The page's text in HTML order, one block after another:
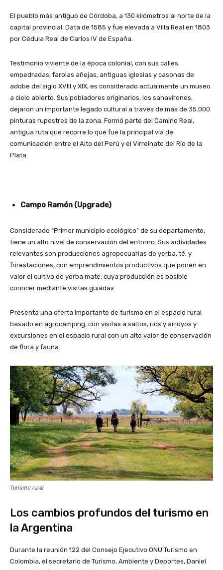
El pueblo más antiguo de Córdoba, a 130 kilómetros al norte de la
capital provincial. Data de 1585 y fue elevada a Villa Real en 1803
por Cédula Real de Carlos IV de España.
Testimonio viviente de la época colonial, con sus calles
empedradas, farolas añejas, antiguas iglesias y casonas de
adobe del siglo XVIII y XIX, es considerado actualmente un museo
a cielo abierto. Sus pobladores originarios, los sanavirones,
dejaron un importante legado cultural a través de más de 35.000
pinturas rupestres de la zona. Formó parte del Camino Real,
antigua ruta que recorre lo que fue la principal vía de
comunicación entre el Alto del Perú y el Virreinato del Río de la
Plata.
Campo Ramón (Upgrade)
Considerado “Primer municipio ecológico” de su departamento,
tiene un alto nivel de conservación del entorno. Sus actividades
relevantes son producciones agropecuarias de yerba, té, y
forestaciones, con emprendimientos productivos que ponen en
valor el cultivo de yerba mate, cuya producción es posible
conocer mediante visitas guiadas.
Presenta una oferta importante de turismo en el espacio rural
basado en agrocamping, con visitas a saltos, ríos y arroyos y
excursiones en el espacio rural con un alto valor de conservación
de flora y fauna.
Turismo rural
Los cambios profundos del turismo en
la Argentina
Durante la reunión 122 del Consejo Ejecutivo ONU Turismo en
Colombia, el secretario de Turismo, Ambiente y Deportes, Daniel